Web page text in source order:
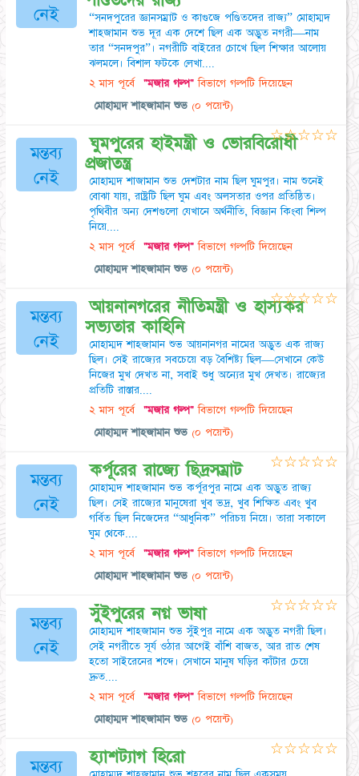
নেই
“সনদপুরের জ্ঞানসম্রাট ও কাগুজে পণ্ডিতদের রাজ্য” মোহাম্মদ
শাহজামান শুভ দূর এক দেশে ছিল এক অদ্ভুত নগরী—নাম
তার “সনদপুর”। নগরীটি বাইরের চোখে ছিল শিক্ষার আলোয়
ঝলমলে। বিশাল ফটকে লেখা....
২ মাস পূর্বে "মজার গল্প"বিভাগে গল্পটি দিয়েছেন
মোহাম্মদ শাহজামান শুভ (০ পয়েন্ট)
মন্তব্য
নেই
ঘুমপুরের হাইমন্ত্রী ও ভোরবিরোধী
প্রজাতন্ত্র
মোহাম্মদ শাজামান শুভ দেশটার নাম ছিল ঘুমপুর। নাম শুনেই
বোঝা যায়, রাষ্ট্রটি ছিল ঘুম এবং অলসতার ওপর প্রতিষ্ঠিত।
পৃথিবীর অন্য দেশগুলো যেখানে অর্থনীতি, বিজ্ঞান কিংবা শিল্প
নিয়ে....
২ মাস পূর্বে "মজার গল্প"বিভাগে গল্পটি দিয়েছেন
মোহাম্মদ শাহজামান শুভ (০ পয়েন্ট)
☆☆☆☆☆
মন্তব্য
নেই
আয়নানগরের নীতিমন্ত্রী ও হাস্যকর
সভ্যতার কাহিনি
মোহাম্মদ শাহজামান শুভ আয়নানগর নামের অদ্ভুত এক রাজ্য
ছিল। সেই রাজ্যের সবচেয়ে বড় বৈশিষ্ট্য ছিল—সেখানে কেউ
নিজের মুখ দেখত না, সবাই শুধু অন্যের মুখ দেখত। রাজ্যের
প্রতিটি রাস্তার....
২ মাস পূর্বে "মজার গল্প"বিভাগে গল্পটি দিয়েছেন
মোহাম্মদ শাহজামান শুভ (০ পয়েন্ট)
☆☆☆☆☆
মন্তব্য
নেই
কর্পূরের রাজ্যে ছিদ্রসম্রাট
মোহাম্মদ শাহজামান শুভ কর্পূরপুর নামে এক অদ্ভুত রাজ্য
ছিল। সেই রাজ্যের মানুষেরা খুব ভদ্র, খুব শিক্ষিত এবং খুব
গর্বিত ছিল নিজেদের “আধুনিক” পরিচয় নিয়ে। তারা সকালে
ঘুম থেকে....
২ মাস পূর্বে "মজার গল্প"বিভাগে গল্পটি দিয়েছেন
মোহাম্মদ শাহজামান শুভ (০ পয়েন্ট)
☆☆☆☆☆
মন্তব্য
নেই
সুঁইপুরের নগ্ন ভাষা
মোহাম্মদ শাহজামান শুভ সুঁইপুর নামে এক অদ্ভুত নগরী ছিল।
সেই নগরীতে সূর্য ওঠার আগেই বাঁশি বাজত, আর রাত শেষ
হতো সাইরেনের শব্দে। সেখানে মানুষ ঘড়ির কাঁটার চেয়ে
দ্রুত....
২ মাস পূর্বে "মজার গল্প"বিভাগে গল্পটি দিয়েছেন
মোহাম্মদ শাহজামান শুভ (০ পয়েন্ট)
☆☆☆☆☆
মন্তব্য
হ্যাশট্যাগ হিরো ☆☆☆☆☆